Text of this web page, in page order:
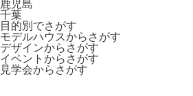
鹿児島
千葉
目的別でさがす
モデルハウスからさがす
デザインからさがす
イベントからさがす
見学会からさがす